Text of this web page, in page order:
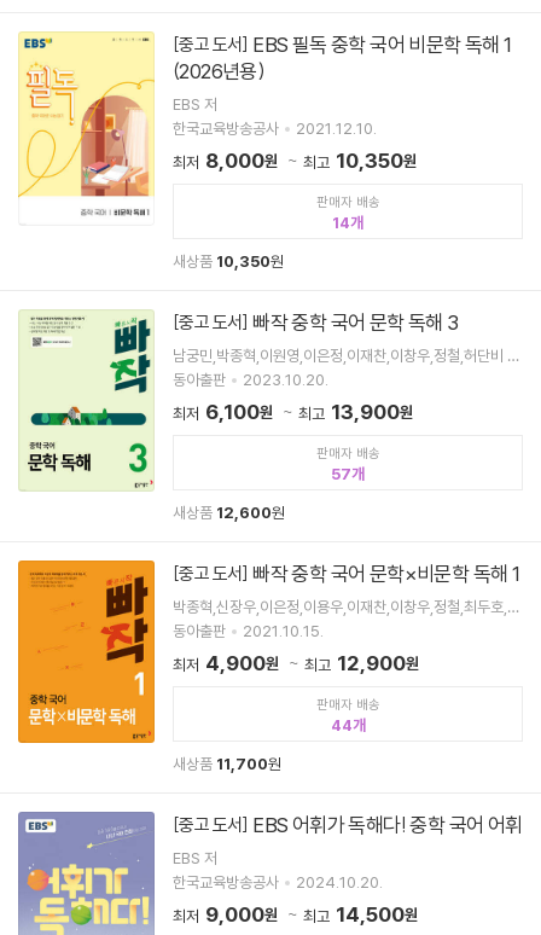
[중고 도서]
(2026년용)
EBS 저
한국교육방송공사
2021.12.10.
최저 8,000원 최고 10,350원
판매자 배송
14
새상품 10,350원
[중고 도서] 빠작 중학 국어 문학 독해 3
남궁민,박종혁,이원영,이은정,이재찬,이창우,정철,허단비 공
저
동아출판
2023.10.20.
최저 6,100원 최고 13,900원
판매자 배송
57
새상품 12,600원
[중고 도서] 빠작 중학 국어 문학×비문학 독해 1
박종혁,신장우,이은정,이용우,이재찬,이창우,정철,최두호,최
수경,허단비 공저
동아출판
2021.10.15.
최저 4,900원 최고 12,900원
판매자 배송
44
새상품 11,700원
[중고 도서] EBS 어휘가 독해다! 중학 국어 어휘
EBS 저
한국교육방송공사
2024.10.20.
최저 9,000원 최고 14,500원